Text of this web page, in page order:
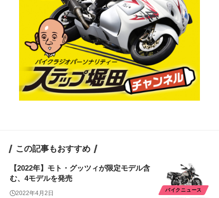
この記事もおすすめ
バイクニュース
【2022年】モト・グッツィが限定モデル含
む、4モデルを発売
2022年4月2日